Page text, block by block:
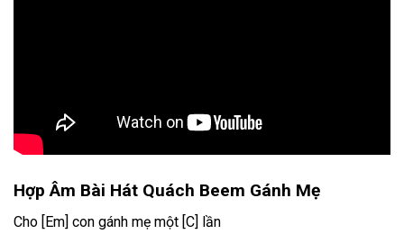
Hợp Âm Bài Hát Quách Beem Gánh Mẹ
Cho [Em] con gánh mẹ một [C] lần